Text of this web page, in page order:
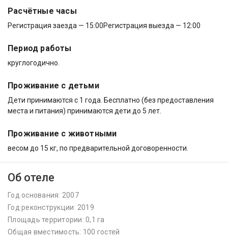
Расчётные часы
Регистрация заезда — 15:00Регистрация выезда — 12:00
Период работы
круглогодично.
Проживание с детьми
Дети принимаются с 1 года. Бесплатно (без предоставления
места и питания) принимаются дети до 5 лет.
Проживание с животными
весом до 15 кг, по предварительной договоренности.
Об отеле
Год основания: 2007
Год реконструкции: 2019
Площадь территории: 0,1 га
Общая вместимость: 100 гостей